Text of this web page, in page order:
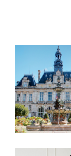
Chaque
l’est aussi.
Notre rôle est
trouver le bien
étape de votre